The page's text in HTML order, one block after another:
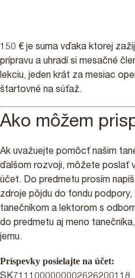
150 € je suma vďaka ktorej
prípravu a uhradí si mesačné
lekciu, jeden krát za mesiac
štartovné na súťaž.
Ako môžem
Ak uvažuejte pomôcť našim
ďalšom rozvoji, môžete poslať
účet. Do predmetu prosím
zdroje pôjdu do fondu
tanečníkom a lektorom s
do predmetu aj meno
jemu.
Príspevky posielajte na účet: